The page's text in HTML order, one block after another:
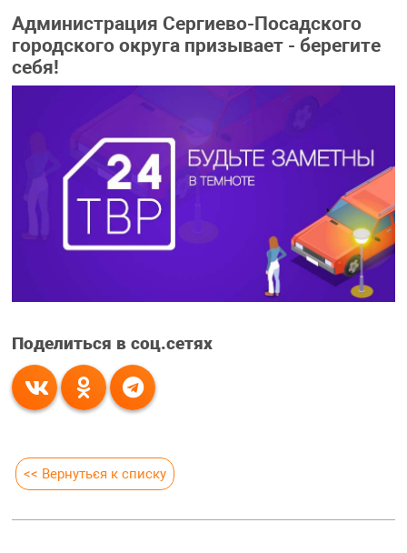
Администрация Сергиево-Посадского
городского округа призывает - берегите
себя!
Поделиться в соц.сетях
<< Вернуться к списку